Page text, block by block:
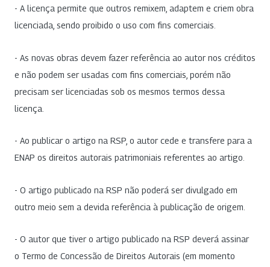
- A licença permite que outros remixem, adaptem e criem obra
licenciada, sendo proibido o uso com fins comerciais.
- As novas obras devem fazer referência ao autor nos créditos
e não podem ser usadas com fins comerciais, porém não
precisam ser licenciadas sob os mesmos termos dessa
licença.
- Ao publicar o artigo na RSP, o autor cede e transfere para a
ENAP os direitos autorais patrimoniais referentes ao artigo.
- O artigo publicado na RSP não poderá ser divulgado em
outro meio sem a devida referência à publicação de origem.
- O autor que tiver o artigo publicado na RSP deverá assinar
o Termo de Concessão de Direitos Autorais (em momento